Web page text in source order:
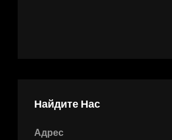
Найдите Нас
Адрес